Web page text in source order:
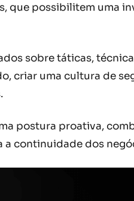
que possibilitem uma
sobre táticas,
criar uma cultura de
postura proativa,
a continuidade dos